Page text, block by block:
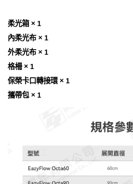
柔光箱 × 1
內柔光布 × 1
外柔光布 × 1
格柵 × 1
保榮卡口轉接環 × 1
攜帶包 × 1